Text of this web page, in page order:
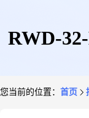
RWD-
您当前的位置： 首页